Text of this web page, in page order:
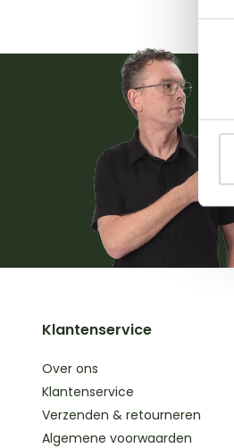
Klantenservice
Over ons
Klantenservice
Verzenden & retourneren
Algemene voorwaarden